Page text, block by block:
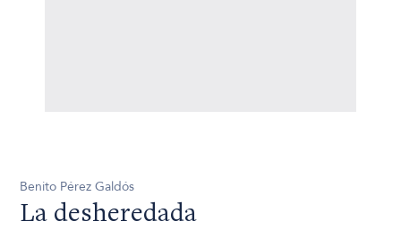
Benito Pérez Galdós
La desheredada